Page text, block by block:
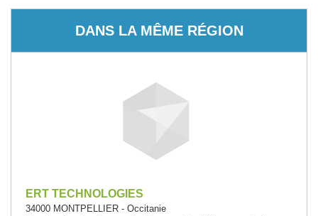
DANS LA MÊME RÉGION
ERT TECHNOLOGIES
34000 MONTPELLIER - Occitanie